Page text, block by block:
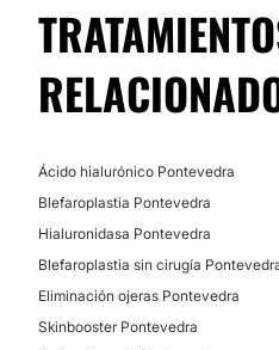
Ácido hialurónico Pontevedra
Blefaroplastia Pontevedra
Hialuronidasa Pontevedra
Blefaroplastia sin cirugía
Eliminación ojeras Pontevedra
Skinbooster Pontevedra